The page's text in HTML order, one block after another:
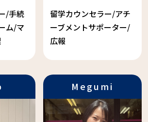
/手続
ム/マ
留学カウンセラー/アチ
ーブメントサポーター/
広報
Megumi
Terashima